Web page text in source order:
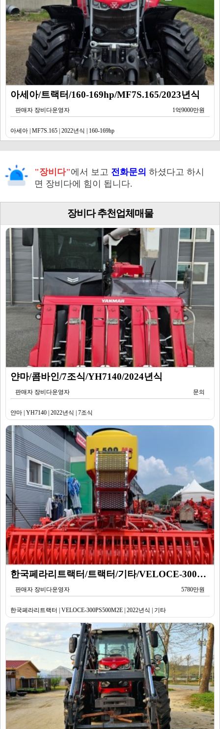
아세아/트랙터/160-169hp/MF7S.165/2023년식
판매자 장비다운영자 1억9000만원
아세아 | MF7S.165 | 2022년식 | 160-169hp
"장비다"에서 보고 전화문의 하셨다고 하시
면 장비다에 힘이 됩니다.
장비다 추천업체매물
얀마/콤바인/7조식/YH7140/2024년식
판매자 장비다운영자 문의
얀마 | YH7140 | 2022년식 | 7조식
한국페라리트랙터/트랙터/기타/VELOCE-300PS500M2E/2022년식
판매자 장비다운영자 5780만원
한국페라리트랙터 | VELOCE-300PS500M2E | 2022년식 | 기타